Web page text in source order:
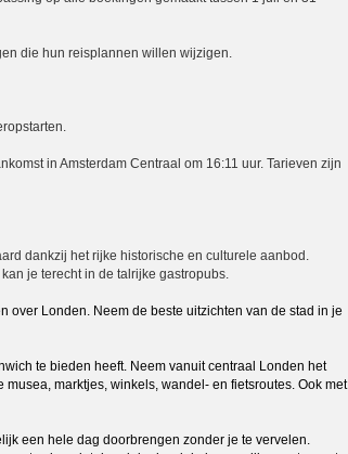
die hun reisplannen willen wijzigen.
in Amsterdam Centraal om 16:11 uur. Tarieven zijn
dankzij het rijke historische en culturele aanbod.
je terecht in de talrijke gastropubs.
over Londen. Neem de beste uitzichten van de stad in je
te bieden heeft. Neem vanuit centraal Londen het
marktjes, winkels, wandel- en fietsroutes. Ook met
een hele dag doorbrengen zonder je te vervelen.